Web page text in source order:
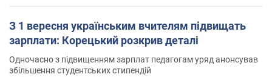
З 1 вересня українським вчителям підвищать
зарплати: Корецький розкрив деталі
Одночасно з підвищенням зарплат педагогам уряд анонсував
збільшення студентських стипендій